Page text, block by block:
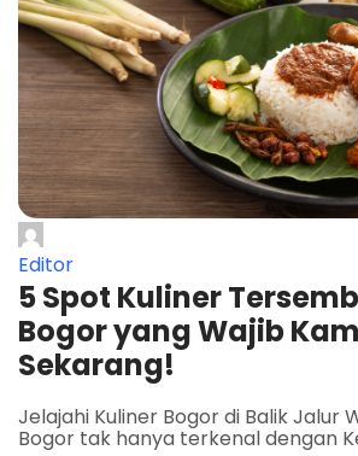
Editor
5 Spot Kuliner
Bogor yang Wajib
Sekarang!
Jelajahi Kuliner Bogor di Balik Jalur
Bogor tak hanya terkenal dengan